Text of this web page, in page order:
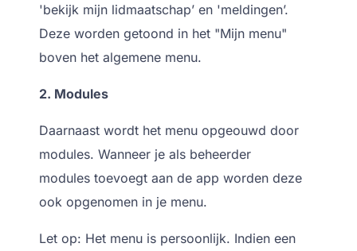
'bekijk mijn lidmaatschap’ en 'meldingen’.
Deze worden getoond in het "Mijn menu"
boven het algemene menu.
2. Modules
Daarnaast wordt het menu opgeouwd door
modules. Wanneer je als beheerder
modules toevoegt aan de app worden deze
ook opgenomen in je menu.
Let op: Het menu is persoonlijk. Indien een